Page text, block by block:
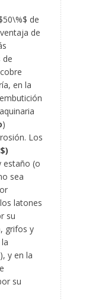
de
de
de
en la
)
Los
estaño (o
sea
latones
su
grifos y
y en la
su